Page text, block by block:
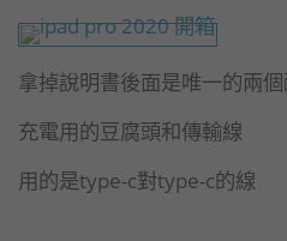
拿掉說明書後面是唯一的兩
充電用的豆腐頭和傳輸線
用的是type-c對type-c的線